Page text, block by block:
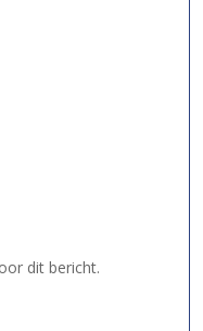
dit bericht.